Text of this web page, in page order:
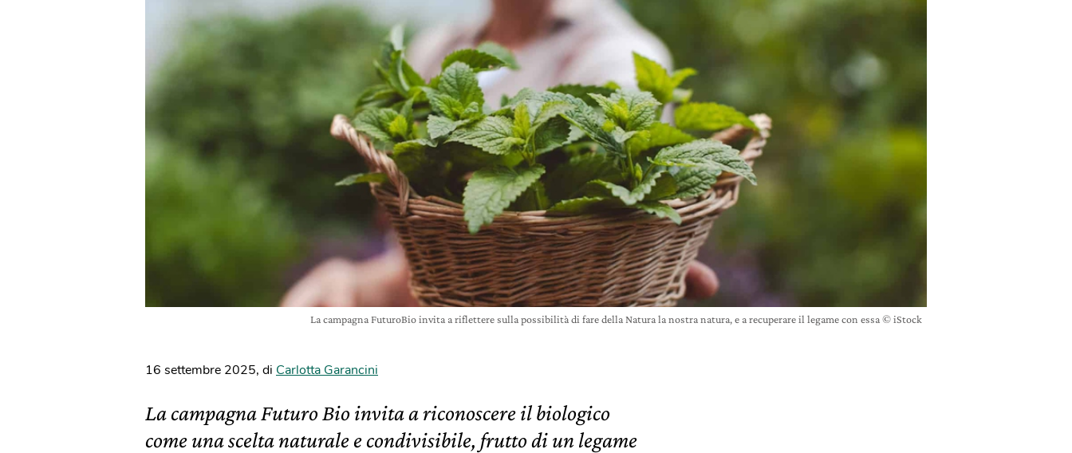
La campagna FuturoBio invita a riflettere sulla possibilità di fare della Natura la nostra natura, e a recuperare il legame con essa © iStock
16 settembre 2025, di Carlotta Garancini
La campagna Futuro Bio invita a riconoscere il biologico
come una scelta naturale e condivisibile, frutto di un legame